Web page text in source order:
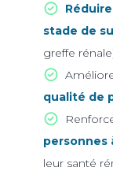
stade de
greffe
qualité de
personnes
leur santé